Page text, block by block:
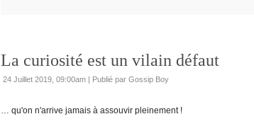
La curiosité est un vilain défaut
24 Juillet 2019, 09:00am | Publié par Gossip Boy
… qu'on n'arrive jamais à assouvir pleinement !